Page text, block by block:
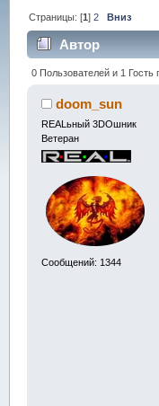
Страницы: [1]2 Вниз
Автор
0 Пользователей и 1 Гость
doom_sun
REALьный 3DOшник
Ветеран
Сообщений: 1344